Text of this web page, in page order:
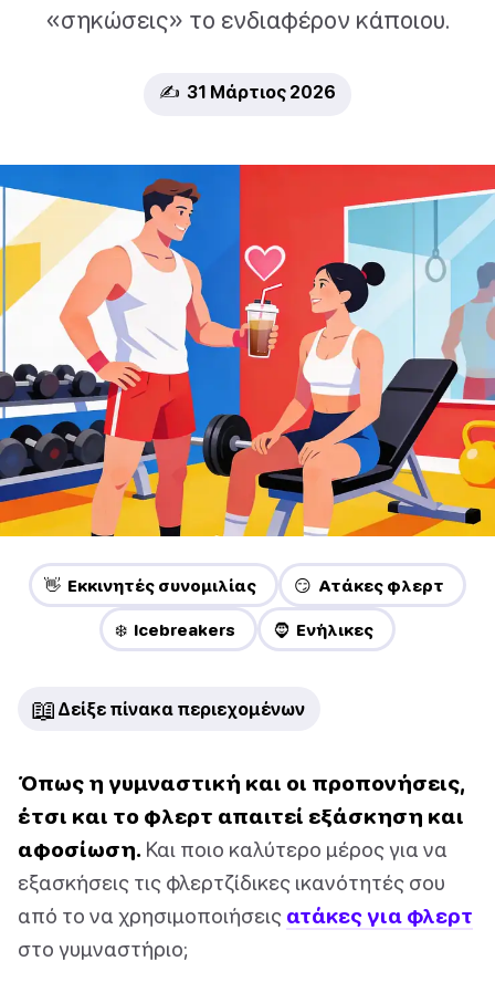
«σηκώσεις» το ενδιαφέρον κάποιου.
✍️ 31 Μάρτιος 2026
👋 Εκκινητές συνομιλίας 😏 Ατάκες φλερτ
❄️ Icebreakers 🧔 Ενήλικες
📖 Δείξε πίνακα περιεχομένων
Όπως η γυμναστική και οι προπονήσεις,
έτσι και το φλερτ απαιτεί εξάσκηση και
αφοσίωση. Και ποιο καλύτερο μέρος για να
εξασκήσεις τις φλερτζίδικες ικανότητές σου
από το να χρησιμοποιήσεις ατάκες για φλερτ
στο γυμναστήριο;